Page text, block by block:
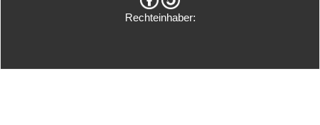
Rechteinhaber: